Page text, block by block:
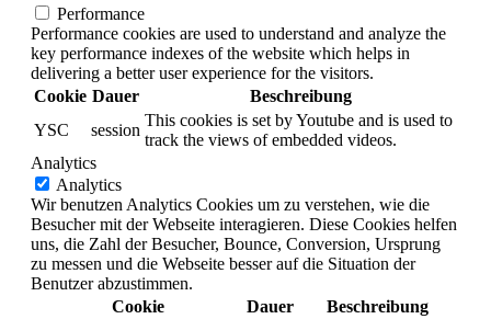
Performance
Performance cookies are used to understand and analyze the
key performance indexes of the website which helps in
delivering a better user experience for the visitors.
Cookie Dauer
Beschreibung
YSC
session
This cookies is set by Youtube and is used to
track the views of embedded videos.
Analytics
Analytics
Wir benutzen Analytics Cookies um zu verstehen, wie die
Besucher mit der Webseite interagieren. Diese Cookies helfen
uns, die Zahl der Besucher, Bounce, Conversion, Ursprung
zu messen und die Webseite besser auf die Situation der
Benutzer abzustimmen.
Cookie
Dauer Beschreibung